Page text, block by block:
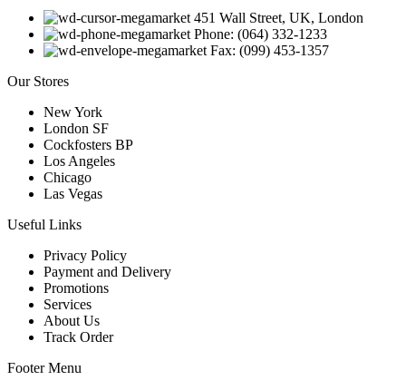
451 Wall Street, UK, London
Phone: (064) 332-1233
Fax: (099) 453-1357
Our Stores
New York
London SF
Cockfosters BP
Los Angeles
Chicago
Las Vegas
Useful Links
Privacy Policy
Payment and Delivery
Promotions
Services
About Us
Track Order
Footer Menu